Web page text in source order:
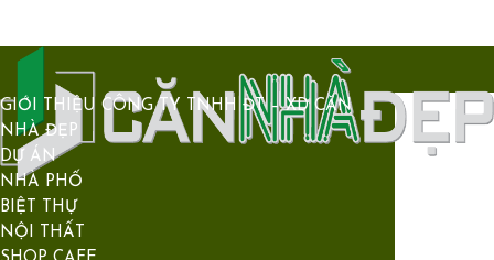
GIỚI THIỆU CÔNG TY TNHH ĐT – XD CĂN
NHÀ ĐẸP
DỰ ÁN
NHÀ PHỐ
BIỆT THỰ
NỘI THẤT